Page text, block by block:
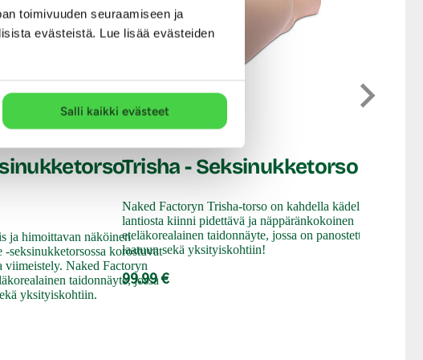
toimivuuden seuraamiseen ja
evästeistä. Lue lisää evästeiden
Salli kaikki evästeet
tuote nukkaamattomalla
käyttökertaa.
hoitopuuteri.
ja himoittavan näköinen
seksinukketorsossa korostuvat
viimeistely. Naked Factoryn
taidonnäyte, jossa
yksityiskohtiin.
Naked Factory
Trisha - Seksinukketorso
Naked Factoryn Trisha-torso on kahdella kädellä
lantiosta kiinni pidettävä ja näppäränkokoinen
eteläkorealainen taidonnäyte, jossa on panostettu
laatuun sekä yksityiskohtiin!
99.99 €
Tamashii